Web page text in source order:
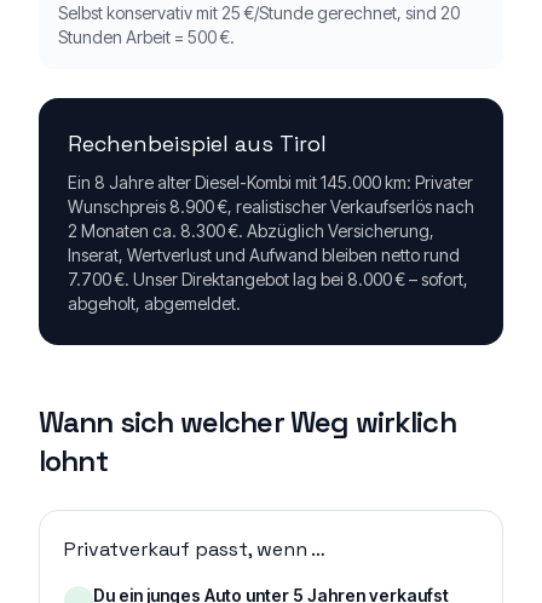
Selbst konservativ mit 25 €/Stunde gerechnet, sind 20
Stunden Arbeit = 500 €.
Rechenbeispiel aus Tirol
Ein 8 Jahre alter Diesel-Kombi mit 145.000 km: Privater
Wunschpreis 8.900 €, realistischer Verkaufserlös nach
2 Monaten ca. 8.300 €. Abzüglich Versicherung,
Inserat, Wertverlust und Aufwand bleiben netto rund
7.700 €. Unser Direktangebot lag bei 8.000 € – sofort,
abgeholt, abgemeldet.
Wann sich welcher Weg wirklich
lohnt
Privatverkauf passt, wenn …
Du ein junges Auto unter 5 Jahren verkaufst